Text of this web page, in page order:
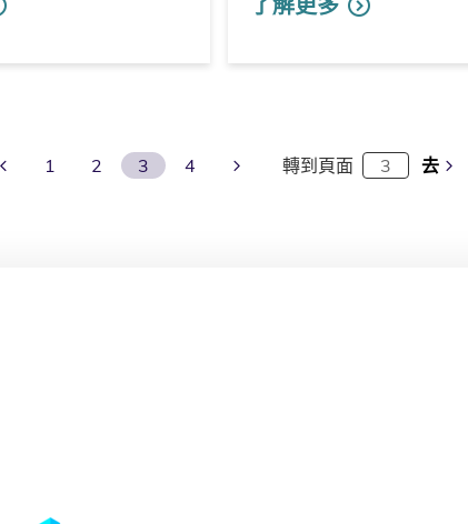
Previous Page
1 2 3 4 Next Page
轉到頁面 去